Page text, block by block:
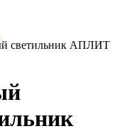
светильник АПЛИТ